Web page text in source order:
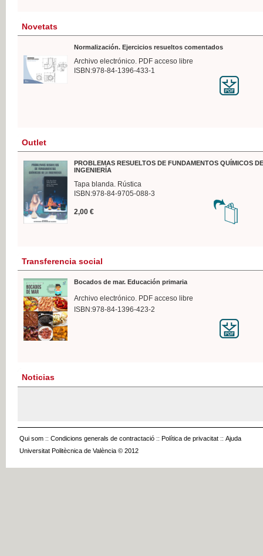
Novetats
Normalización. Ejercicios resueltos comentados
Archivo electrónico. PDF acceso libre
ISBN:978-84-1396-433-1
Outlet
PROBLEMAS RESUELTOS DE FUNDAMENTOS QUÍMICOS
INGENIERÍA
Tapa blanda. Rústica
ISBN:978-84-9705-088-3
2,00 €
Transferencia social
Bocados de mar. Educación primaria
Archivo electrónico. PDF acceso libre
ISBN:978-84-1396-423-2
Noticias
Qui som :: Condicions generals de contractació :: Política de privacitat :: Ajuda
Universitat Politècnica de València © 2012